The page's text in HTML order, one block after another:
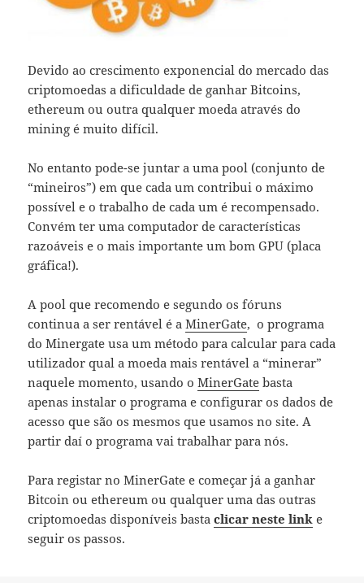
Devido ao crescimento exponencial do mercado das
criptomoedas a dificuldade de ganhar Bitcoins,
ethereum ou outra qualquer moeda através do
mining é muito difícil.
No entanto pode-se juntar a uma pool (conjunto de
“mineiros”) em que cada um contribui o máximo
possível e o trabalho de cada um é recompensado.
Convém ter uma computador de características
razoáveis e o mais importante um bom GPU (placa
gráfica!).
A pool que recomendo e segundo os fóruns
continua a ser rentável é aMinerGate, o programa
do Minergate usa um método para calcular para cada
utilizador qual a moeda mais rentável a “minerar”
naquele momento, usando oMinerGate basta
apenas instalar o programa e configurar os dados de
acesso que são os mesmos que usamos no site. A
partir daí o programa vai trabalhar para nós.
Para registar no MinerGate e começar já a ganhar
Bitcoin ou ethereum ou qualquer uma das outras
criptomoedas disponíveis bastaclicar neste link e
seguir os passos.